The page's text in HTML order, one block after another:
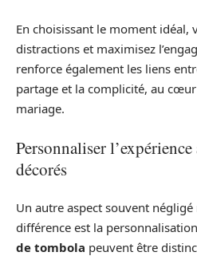
En choisissant le moment idéal,
distractions et maximisez
renforce également les liens
partage et la complicité, au
mariage.
Personnaliser
décorés
Un autre aspect souvent
différence est la
de tombola peuvent être